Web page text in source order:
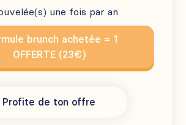
une fois par an
brunch achetée = 1
OFFERTE (23€)
Profite de ton offre